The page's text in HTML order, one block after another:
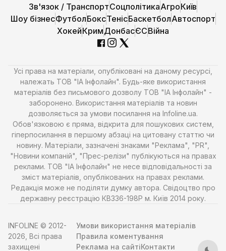
Зв'язок / ТранспортСоцполітикаАгроКиїв
Шоу бізнесФутболБоксТенісБаскетболАвтоспорт
ХокейКримДонбасЄСВійна
Усі права на матеріали, опубліковані на даному ресурсі,
належать ТОВ "ІА Інфолайн". Будь-яке використання
матеріалів без письмового дозволу ТОВ "ІА Інфолайн" -
заборонено. Використання матеріалів та новин
дозволяється за умови посилання на Infoline.ua.
Обов'язковою є пряма, відкрита для пошукових систем,
гіперпосилання в першому абзаці на цитовану статтю чи
новину. Матеріали, зазначені знаками "Реклама", "PR",
"Новини компаній", "Прес-релізи" публікуються на правах
реклами. ТОВ "ІА Інфолайн" не несе відповідальності за
зміст матеріалів, опублікованих на правах реклами.
Редакція може не поділяти думку автора. Свідоцтво про
державну реєстрацію КВ336-198Р м. Київ 2014 року.
INFOLINE © 2012-
2026, Всі права
захищені
Умови використання матеріалів
Правила коментування
Реклама на сайтіКонтакти